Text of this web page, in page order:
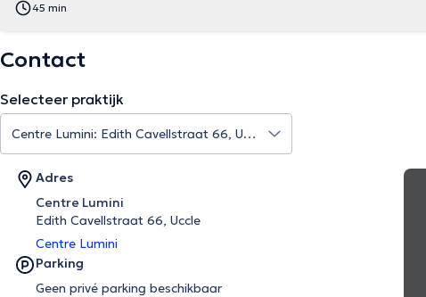
45 min
Contact
Selecteer praktijk
Adres
Centre Lumini
Edith Cavellstraat 66, Uccle
Centre Lumini
Parking
Geen privé parking beschikbaar